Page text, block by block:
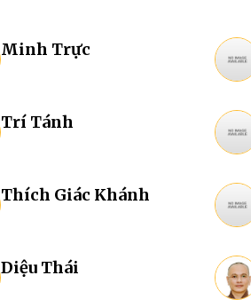
Minh Trực
Trí Tánh
Thích Giác Khánh
Diệu Thái